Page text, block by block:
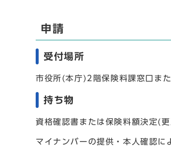
申請
受付場所
市役所(本庁)2階保険料課窓口ま
持ち物
資格確認書または保険料額決定(
マイナンバーの提供・本人確認